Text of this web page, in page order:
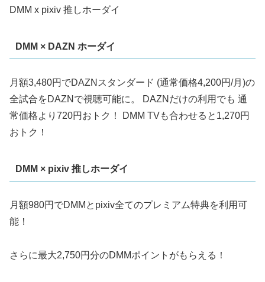
DMM x pixiv 推しホーダイ
DMM × DAZN ホーダイ
月額3,480円でDAZNスタンダード (通常価格4,200円/月)の
全試合をDAZNで視聴可能に。 DAZNだけの利用でも 通
常価格より720円おトク！ DMM TVも合わせると1,270円
おトク！
DMM × pixiv 推しホーダイ
月額980円でDMMとpixiv全てのプレミアム特典を利用可
能！
さらに最大2,750円分のDMMポイントがもらえる！